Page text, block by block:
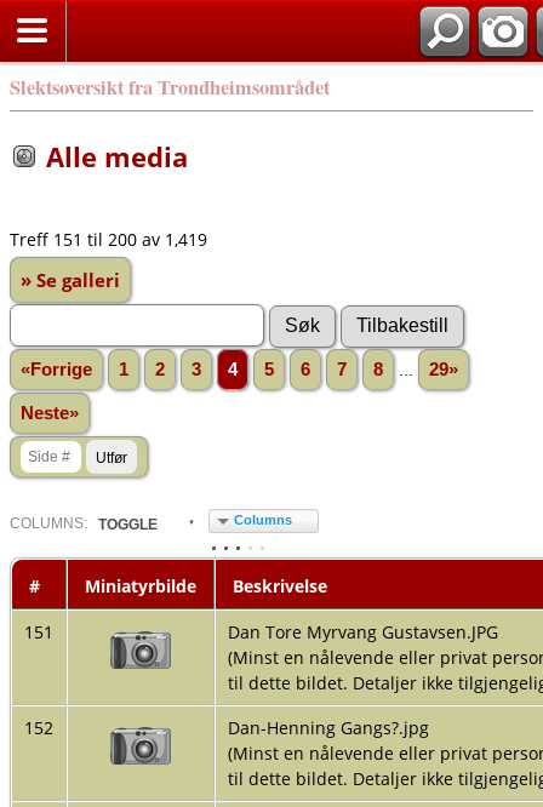
Slektsoversikt fra Trondheimsområdet
Alle media
Treff 151 til 200 av 1,419
» Se galleri
«Forrige 1 2 3 4 5 6 7 8 29»
Neste»
COLUMN S: TOGGLE Columns
# Miniatyrbilde
Beskrivelse
151
Dan Tore Myrvang Gustavsen.JPG
(Minst en nålevende eller privat
til dette bildet. Detaljer ikke
152
Dan-Henning Gangs?.jpg
(Minst en nålevende eller privat
til dette bildet. Detaljer ikke